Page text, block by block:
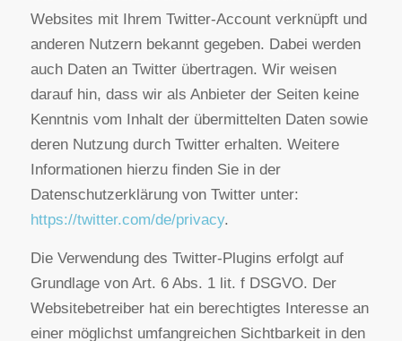
Twitter Plugin
Auf unseren Seiten sind Funktionen des Dienstes
Twitter eingebunden. Diese Funktionen werden
angeboten durch die Twitter Inc., 1355 Market
Durch das Benutzen von Twitter und der Funktion
Websites mit Ihrem Twitter-Account verknüpft und
anderen Nutzern bekannt gegeben. Dabei werden
auch Daten an Twitter übertragen. Wir weisen
darauf hin, dass wir als Anbieter der Seiten keine
Kenntnis vom Inhalt der übermittelten Daten sowie
deren Nutzung durch Twitter erhalten. Weitere